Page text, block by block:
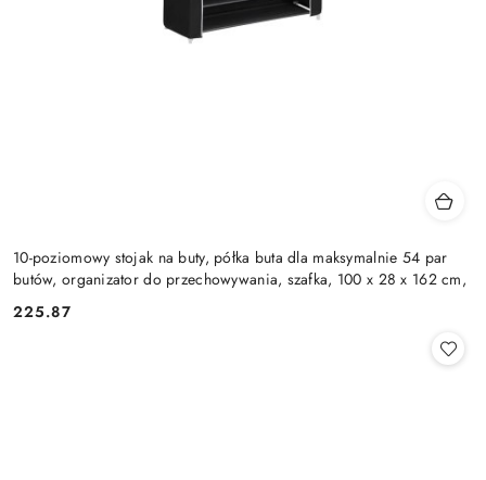
10-poziomowy stojak na buty, półka buta dla maksymalnie 54 par
butów, organizator do przechowywania, szafka, 100 x 28 x 162 cm,
Cena:
225.87